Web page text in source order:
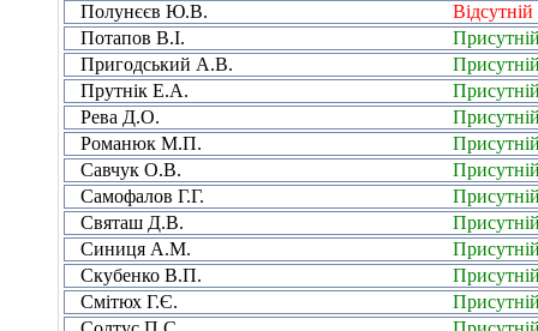
Полунєєв Ю.В.
Відсутній
Потапов В.І.
Пригодський А.В.
Прутнік Е.А.
Рева Д.О.
Романюк М.П.
Савчук О.В.
Самофалов Г.Г.
Святаш Д.В.
Синиця А.М.
Скубенко В.П.
Смітюх Г.Є.